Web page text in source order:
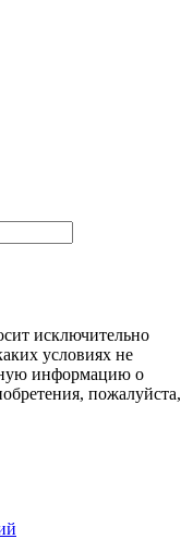
исключительно
условиях не
информацию о
пожалуйста,